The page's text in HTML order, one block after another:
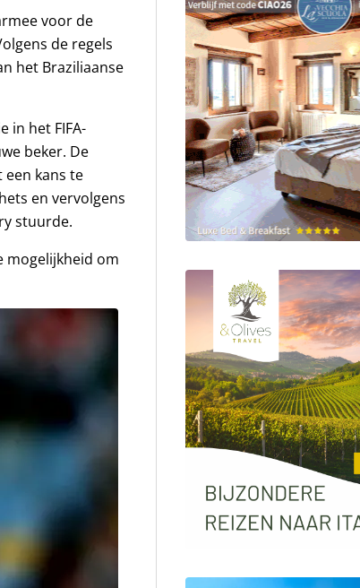
voor de
de regels
het Braziliaanse
in het FIFA-
beker. De
een kans te
en vervolgens
stuurde.
mogelijkheid om